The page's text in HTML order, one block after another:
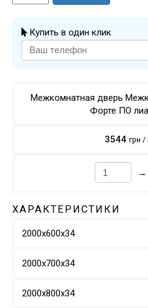
Купить в один клик
Межкомнатная дверь
Форте ПО
3544 грн /
→
ХАРАКТЕРИСТИКИ
2000х600х34
2000х700х34
2000х800х34